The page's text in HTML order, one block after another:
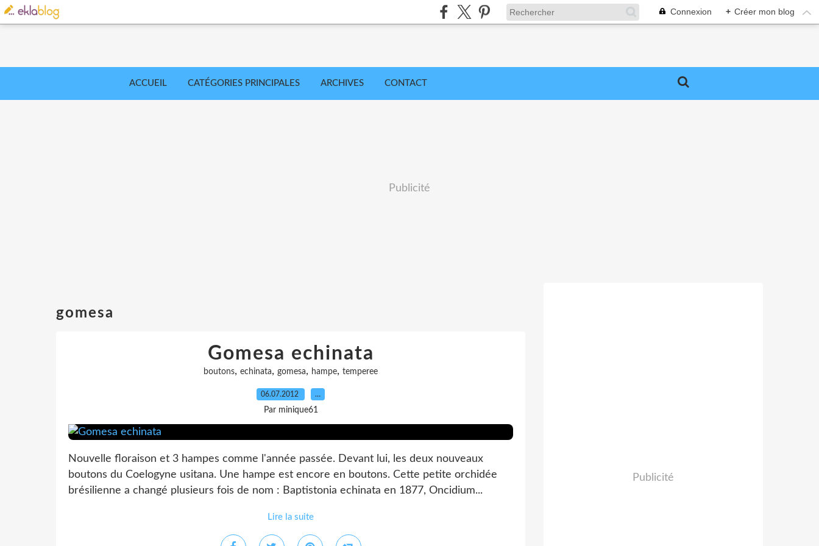
Connexion + Créer mon blog
ACCUEIL CATÉGORIES PRINCIPALES ARCHIVES CONTACT
Publicité
gomesa
Gomesa echinata
boutons, echinata, gomesa, hampe, temperee
06.07.2012 …
Par minique61
Nouvelle floraison et 3 hampes comme l'année passée. Devant lui, les deux nouveaux
boutons du Coelogyne usitana. Une hampe est encore en boutons. Cette petite orchidée
brésilienne a changé plusieurs fois de nom : Baptistonia echinata en 1877, Oncidium...
Lire la suite
Publicité